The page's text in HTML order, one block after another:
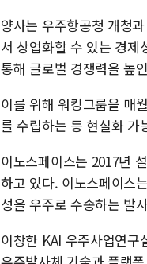
양사는 우주항공청 개청
서 상업화할 수 있는 경제
통해 글로벌 경쟁력을 높
이를 위해 워킹그룹을 매
를 수립하는 등 현실화 가
이노스페이스는 2017년
하고 있다. 이노스페이스
성을 우주로 수송하는 발
이창한 KAI 우주사업연